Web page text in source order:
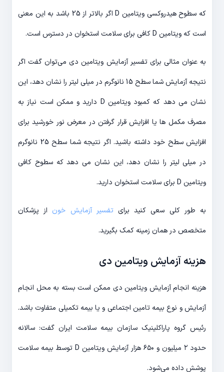
که سطوح هیدروکسی ویتامین D اگر بالاتر از 25 باشد به این معنی
است که ویتامین D کافی برای سلامت استخوان در دسترس است.
به عنوان مثالی برای تفسیر آزمایش ویتامین دی می‌توان گفت اگر
نتیجه آزمایش شما سطح 15 نانوگرم در میلی لیتر را نشان دهد، این
نشان می دهد که کمبود ویتامین D دارید و ممکن است نیاز به
مصرف مکمل ها یا افزایش قرار گرفتن در معرض نور خورشید برای
افزایش سطح خود داشته باشید. اگر نتیجه شما سطح 25 نانوگرم
در میلی لیتر را نشان دهد، این نشان می دهد که سطوح کافی
ویتامین D برای سلامت استخوان دارید.
به طور کلی سعی کنید برایتفسیر آزمایش خون از پزشکان
متخصص در همان زمینه کمک بگیرید.
هزینه آزمایش ویتامین دی
هزینه انجام آزمایش ویتامین دی ممکن است بسته به محل انجام
آزمایش و نوع بیمه تامین اجتماعی و یا بیمه تکمیلی متفاوت باشد.
رئیس گروه پاراکلینیک سازمان بیمه سلامت ایران گفت: سالانه
حدود ۲ میلیون و ۶۵۰ هزار آزمایش ویتامین D توسط بیمه سلامت
پوشش داده می‌شود.